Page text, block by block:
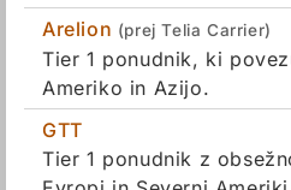
Arelion (prej Telia Carrier)
Tier 1 ponudnik, ki
Ameriko in Azijo.
GTT
Tier 1 ponudnik z